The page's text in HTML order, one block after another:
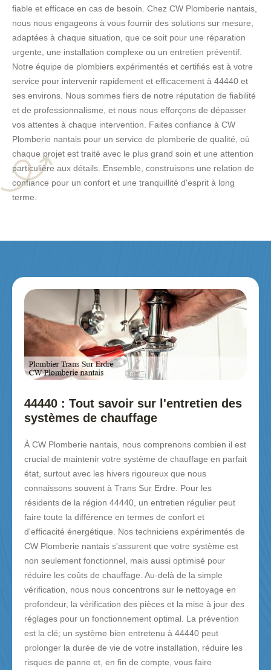
fiable et efficace en cas de besoin. Chez CW Plomberie nantais,
nous nous engageons à vous fournir des solutions sur mesure,
adaptées à chaque situation, que ce soit pour une réparation
urgente, une installation complexe ou un entretien préventif.
Notre équipe de plombiers expérimentés et certifiés est à votre
service pour intervenir rapidement et efficacement à 44440 et
ses environs. Nous sommes fiers de notre réputation de fiabilité
et de professionnalisme, et nous nous efforçons de dépasser
vos attentes à chaque intervention. Faites confiance à CW
Plomberie nantais pour un service de plomberie de qualité, où
chaque projet est traité avec le plus grand soin et une attention
particulière aux détails. Ensemble, construisons une relation de
confiance pour un confort et une tranquillité d'esprit à long
terme.
44440 : Tout savoir sur l'entretien des
systèmes de chauffage
À CW Plomberie nantais, nous comprenons combien il est
crucial de maintenir votre système de chauffage en parfait
état, surtout avec les hivers rigoureux que nous
connaissons souvent à Trans Sur Erdre. Pour les
résidents de la région 44440, un entretien régulier peut
faire toute la différence en termes de confort et
d'efficacité énergétique. Nos techniciens expérimentés de
CW Plomberie nantais s'assurent que votre système est
non seulement fonctionnel, mais aussi optimisé pour
réduire les coûts de chauffage. Au-delà de la simple
vérification, nous nous concentrons sur le nettoyage en
profondeur, la vérification des pièces et la mise à jour des
réglages pour un fonctionnement optimal. La prévention
est la clé; un système bien entretenu à 44440 peut
prolonger la durée de vie de votre installation, réduire les
risques de panne et, en fin de compte, vous faire